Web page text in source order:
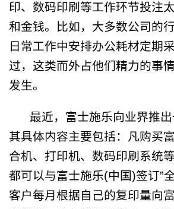
印、数码印刷等工作环节投注
和金钱。比如，大多数公司的
日常工作中安排办公耗材定期
过，这类而外占他们精力的事
发生。
最近，富士施乐向业界推出
其具体内容主要包括：凡购买
合机、打印机、数码印刷系统
都可以与富士施乐(中国)签订”
客户每月根据自己的复印量向